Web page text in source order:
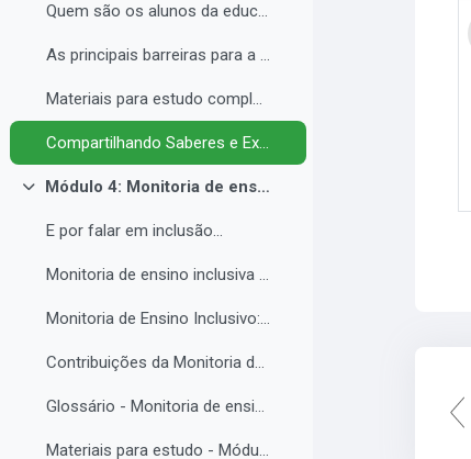
Quem são os alunos da educação inclusiva.
As principais barreiras para a inclusão.
Materiais para estudo complementar - Módulo 3.
Compartilhando Saberes e Experiências. 2
Contrair
Módulo 4: Monitoria de ensino inclusiva no processo formativo de estudantes com Necessidades Educacionais Específicas - NEE no contexto da Educação Profissional e Tecnológica.
E por falar em inclusão...
Monitoria de ensino inclusiva junto a estudante com Necessidades Educacionais Específicas - NEE no contexto da Educação Profissional e Tecnológica.
Monitoria de Ensino Inclusivo: Conceitos e Objetivos.
Contribuições da Monitoria de ensino inclusiva para o estudante com Necessidades Educacionais Específicas.
Glossário - Monitoria de ensino e educação inclusiva.
Materiais para estudo - Módulo 4.